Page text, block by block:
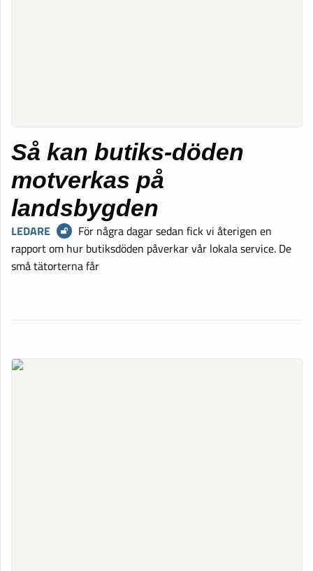
Så kan butiks-döden
motverkas på
landsbygden
LEDARE
För några dagar sedan fick vi återigen en
rapport om hur butiksdöden påverkar vår lokala service. De
små tätorterna får